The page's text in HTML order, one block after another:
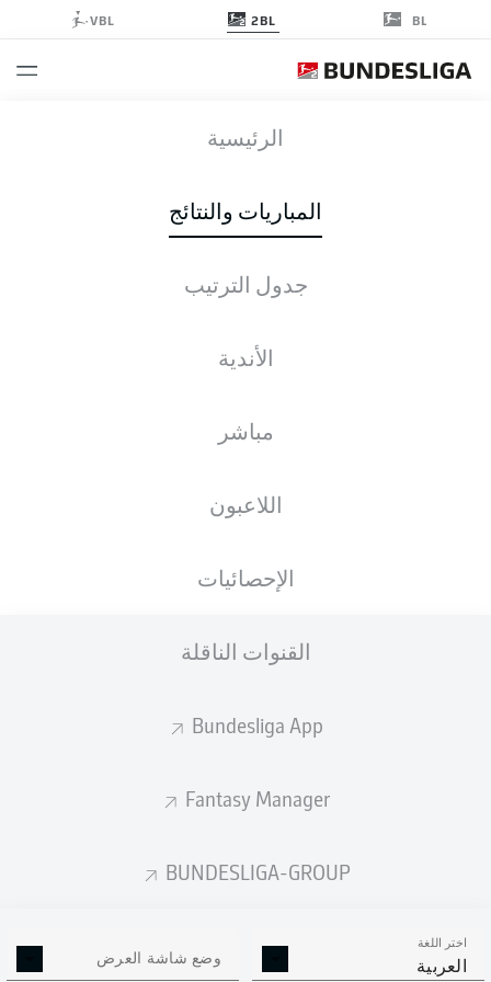
BL
2BL
VBL
الرئيسية
المباريات والنتائج
جدول الترتيب
الأندية
مباشر
اللاعبون
الإحصائيات
القنوات الناقلة
Bundesliga App
Fantasy Manager
BUNDESLIGA-GROUP
اختر اللغة
العربية وضع شاشة العرض
الأخبار التشكيلات الإحصائيات
0